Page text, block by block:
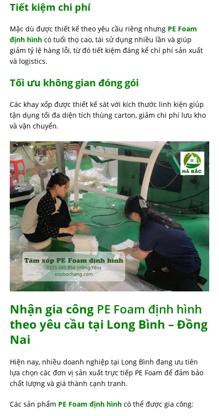
Tiết kiệm chi phí
Mặc dù được thiết kế theo yêu cầu riêng nhưng PE Foam
định hình có tuổi thọ cao, tái sử dụng nhiều lần và giúp
giảm tỷ lệ hàng lỗi, từ đó tiết kiệm đáng kể chí phí sản xuất
và logistics.
Tối ưu không gian đóng gói
Các khay xốp được thiết kế sát với kích thước linh kiện giúp
tận dụng tối đa diện tích thùng carton, giảm chi phí lưu kho
và vận chuyển.
Nhận gia công PE Foam định hình
theo yêu cầu tại Long Bình – Đồng
Nai
Hiện nay, nhiều doanh nghiệp tại Long Bình đang ưu tiên
lựa chọn các đơn vị sản xuất trực tiếp PE Foam để đảm bảo
chất lượng và giá thành cạnh tranh.
Các sản phẩm PE Foam định hình có thể được gia công: